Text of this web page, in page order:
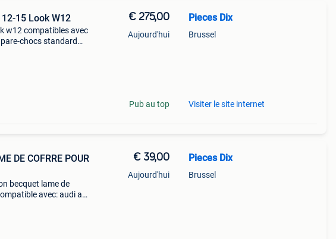
15 Look W12
w12 compatibles avec
chocs standard
€ 275,00
Aujourd'hui
Pub au top
Pieces Dix
Brussel
Visiter le site internet
DE COFRRE POUR
becquet lame de
avec: audi a6
€ 39,00
Aujourd'hui
Pieces Dix
Brussel